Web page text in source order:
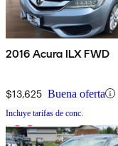
2016 Acura ILX FWD
$13,625 Buena oferta
Incluye tarifas de conc.